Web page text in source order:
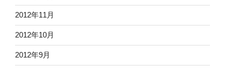
2012年11月
2012年10月
2012年9月